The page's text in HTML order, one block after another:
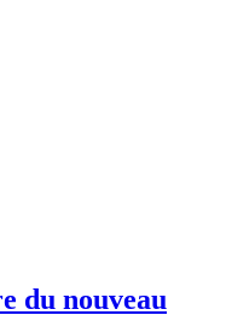
du nouveau